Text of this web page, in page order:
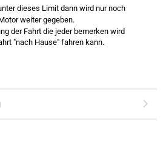
dieses Limit dann wird nur noch
weiter gegeben.
der Fahrt die jeder bemerken wird
"nach Hause" fahren kann.